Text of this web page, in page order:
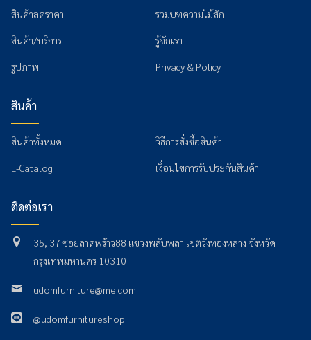
สินค้าลดราคา
สินค้า/บริการ
รูปภาพ
รวมบทความไม้สัก
รู้จักเรา
Privacy & Policy
สินค้า
สินค้าทั้งหมด
E-Catalog
วิธีการสั่งซื้อสินค้า
เงื่อนไขการรับประกันสินค้า
ติดต่อเรา
35, 37 ซอยลาดพร้าว88 แขวงพลับพลา เขตวังทองหลาง จังหวัด
กรุงเทพมหานคร 10310
udomfurniture@me.com
@udomfurnitureshop